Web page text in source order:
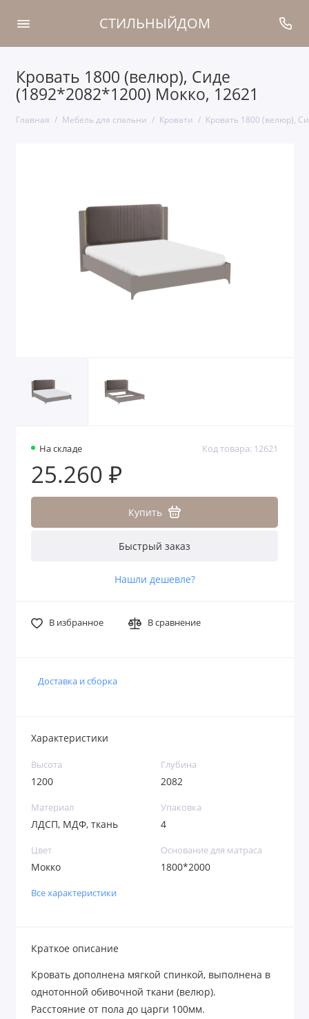
СТИЛЬНЫЙДОМ
Кровать 1800 (велюр), Сиде
(1892*2082*1200) Мокко, 12621
Главная Мебель для спальни Кровати Кровать 1800 (велюр),
На складе Код товара: 12621
25.260 ₽
Купить
Быстрый заказ
Нашли дешевле?
В избранное В сравнение
Доставка и сборка
Характеристики
Высота
1200
Глубина
2082
Материал
ЛДСП, МДФ, ткань
Упаковка
4
Цвет
Мокко
Основание для матраса
1800*2000
Все характеристики
Краткое описание
Кровать дополнена мягкой спинкой, выполнена в
однотонной обивочной ткани (велюр).
Расстояние от пола до царги 100мм.